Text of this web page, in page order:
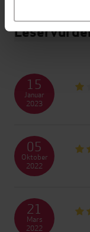
15
Januar
2023
05
Oktober
2022
21
Mars
2022